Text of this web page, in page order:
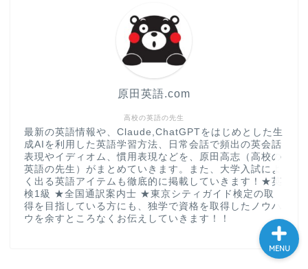
高校の英語の先生
原田英語.com
最新の英語情報や、Claude,ChatGPTをはじめとした生
成AIを利用した英語学習方法、日常会話で頻出の英会話
表現やイディオム、慣用表現などを、原田高志（高校の
英語の先生）がまとめていきます。また、大学入試によ
く出る英語アイテムも徹底的に掲載していきます！★英
検1級 ★全国通訳案内士 ★東京シティガイド検定の取
得を目指している方にも、独学で資格を取得したノウハ
ウを余すところなくお伝えしていきます！！
MENU
大学入試英語対策講座
英語名言・格言・カッコい
い英語＆素敵な英文フレー
CONTACT